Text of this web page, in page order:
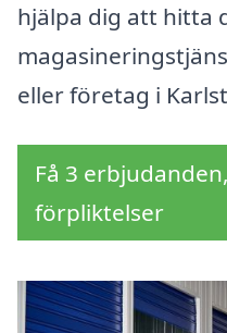
hjälpa dig att hitta
eller företag i
Få 3
förpliktelser